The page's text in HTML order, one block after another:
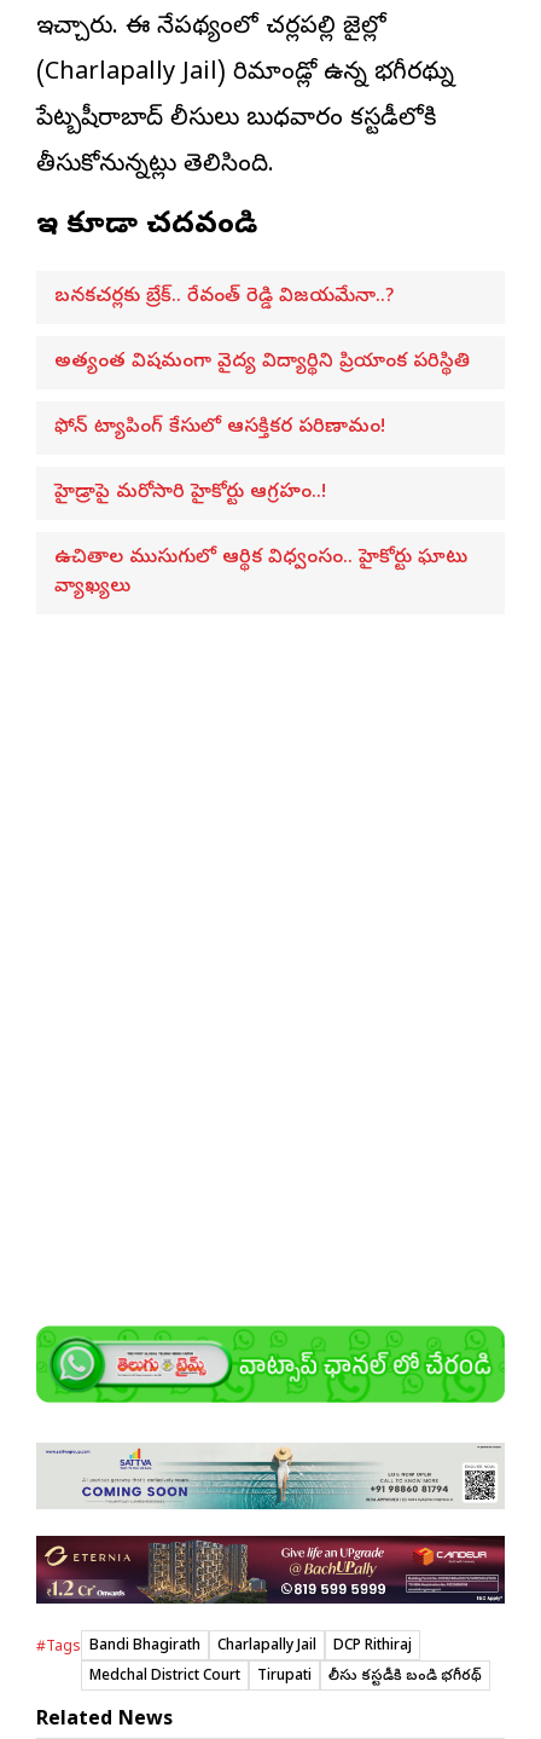
ఇచ్చారు. ఈ నేపథ్యంలో చర్లపల్లి జైల్లో
(Charlapally Jail) రిమాండ్లో ఉన్న భగీరథ్ను
పేట్బషీరాబాద్ పోలీసులు బుధవారం కస్టడీలోకి
తీసుకోనున్నట్లు తెలిసింది.
ఇవి కూడా చదవండి
బనకచర్లకు బ్రేక్.. రేవంత్ రెడ్డి విజయమేనా..?
అత్యంత విషమంగా వైద్య విద్యార్థిని ప్రియాంక పరిస్థితి
ఫోన్ ట్యాపింగ్ కేసులో ఆసక్తికర పరిణామం!
హైడ్రాపై మరోసారి హైకోర్టు ఆగ్రహం..!
ఉచితాల ముసుగులో ఆర్థిక విధ్వంసం.. హైకోర్టు ఘాటు
వ్యాఖ్యలు
#Tags Bandi Bhagirath Charlapally Jail
DCP Rithiraj
Medchal District Court
Tirupati పోలీసు కస్టడీకి బండి భగీరథ్
Related News